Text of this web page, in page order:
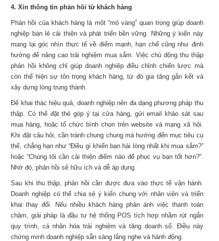
4. Xin thông tin phản hồi từ khách hàng
Phản hồi của khách hàng là một “mỏ vàng” quan trọng giúp doanh
nghiệp bán lẻ cải thiện và phát triển bền vững. Những ý kiến này
mang lại góc nhìn thực tế về điểm mạnh, hạn chế cũng như định
hướng để nâng cao trải nghiệm mua sắm. Việc chủ động thu thập
phản hồi không chỉ giúp doanh nghiệp điều chỉnh chiến lược mà
còn thể hiện sự tôn trọng khách hàng, từ đó gia tăng gắn kết và
xây dựng lòng trung thành.
Để khai thác hiệu quả, doanh nghiệp nên đa dạng phương pháp thu
thập. Có thể đặt thẻ góp ý tại cửa hàng, gửi email khảo sát sau
mua hàng, hoặc tổ chức bình chọn trên website và mạng xã hội.
Khi đặt câu hỏi, cần tránh chung chung mà hướng đến mục tiêu cụ
thể, chẳng hạn như “Điều gì khiến bạn hài lòng nhất khi mua sắm?”
hoặc “Chúng tôi cần cải thiện điểm nào để phục vụ bạn tốt hơn?”.
Nhờ đó, phản hồi sẽ hữu ích và dễ áp dụng.
Sau khi thu thập, phản hồi cần được đưa vào thực tế vận hành.
Doanh nghiệp có thể chia sẻ ý kiến chung với nhân viên và triển
khai thay đổi. Nếu nhiều khách hàng phản ánh việc thanh toán
chậm, giải pháp là đầu tư hệ thống POS tích hợp nhằm rút ngắn
quy trình, cá nhân hóa trải nghiệm và tăng doanh số. Điều này
chứng minh doanh nghiệp sẵn sàng lắng nghe và hành động.